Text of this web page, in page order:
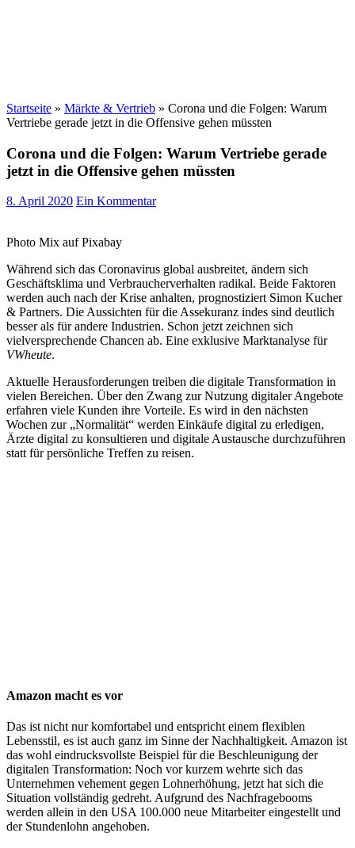
Startseite » Märkte & Vertrieb » Corona und die Folgen: Warum
Vertriebe gerade jetzt in die Offensive gehen müssten
Corona und die Folgen: Warum Vertriebe gerade
jetzt in die Offensive gehen müssten
8. April 2020 Ein Kommentar
Photo Mix auf Pixabay
Während sich das Coronavirus global ausbreitet, ändern sich
Geschäftsklima und Verbraucherverhalten radikal. Beide Faktoren
werden auch nach der Krise anhalten, prognostiziert Simon Kucher
& Partners. Die Aussichten für die Assekuranz indes sind deutlich
besser als für andere Industrien. Schon jetzt zeichnen sich
vielversprechende Chancen ab. Eine exklusive Marktanalyse für
VWheute.
Aktuelle Herausforderungen treiben die digitale Transformation in
vielen Bereichen. Über den Zwang zur Nutzung digitaler Angebote
erfahren viele Kunden ihre Vorteile. Es wird in den nächsten
Wochen zur „Normalität“ werden Einkäufe digital zu erledigen,
Ärzte digital zu konsultieren und digitale Austausche durchzuführen
statt für persönliche Treffen zu reisen.
Amazon macht es vor
Das ist nicht nur komfortabel und entspricht einem flexiblen
Lebensstil, es ist auch ganz im Sinne der Nachhaltigkeit. Amazon ist
das wohl eindrucksvollste Beispiel für die Beschleunigung der
digitalen Transformation: Noch vor kurzem wehrte sich das
Unternehmen vehement gegen Lohnerhöhung, jetzt hat sich die
Situation vollständig gedreht. Aufgrund des Nachfragebooms
werden allein in den USA 100.000 neue Mitarbeiter eingestellt und
der Stundenlohn angehoben.